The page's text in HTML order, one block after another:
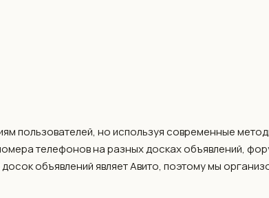
пользователей, но используя современные
телефонов на разных досках объявлений,
объявлений являет Авито, поэтому мы